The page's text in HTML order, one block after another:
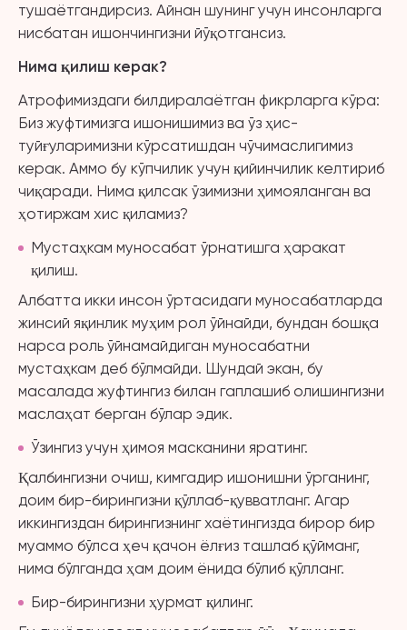
тушаётгандирсиз. Айнан шунинг учун инсонларга
нисбатан ишончингизни йўқотгансиз.
Нима қилиш керак?
Атрофимиздаги билдиралаётган фикрларга кўра:
Биз жуфтимизга ишонишимиз ва ўз ҳис-
туйғуларимизни кўрсатишдан чўчимаслигимиз
керак. Аммо бу кўпчилик учун қийинчилик келтириб
чиқаради. Нима қилсак ўзимизни ҳимояланган ва
ҳотиржам хис қиламиз?
Мустаҳкам муносабат ўрнатишга ҳаракат
қилиш.
Албатта икки инсон ўртасидаги муносабатларда
жинсий яқинлик муҳим рол ўйнайди, бундан бошқа
нарса роль ўйнамайдиган муносабатни
мустаҳкам деб бўлмайди. Шундай экан, бу
масалада жуфтингиз билан гаплашиб олишингизни
маслаҳат берган бўлар эдик.
Ўзингиз учун ҳимоя масканини яратинг.
Қалбингизни очиш, кимгадир ишонишни ўрганинг,
доим бир-бирингизни қўллаб-қувватланг. Агар
иккингиздан бирингизнинг хаётингизда бирор бир
муаммо бўлса ҳеч қачон ёлғиз ташлаб қўйманг,
нима бўлганда ҳам доим ёнида бўлиб қўлланг.
Бир-бирингизни ҳурмат қилинг.